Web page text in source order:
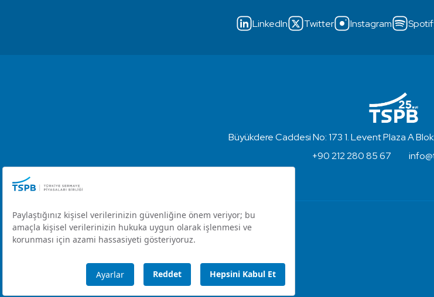
LinkedIn Twitter Instagram
Büyükdere Caddesi No: 173 1. Levent Plaza A
+90 212 280 85 67